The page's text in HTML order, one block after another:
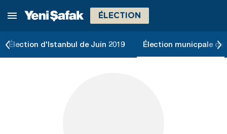
ÉLECTION
Élection d'Istanbul de Juin 2019 Élection municpale de